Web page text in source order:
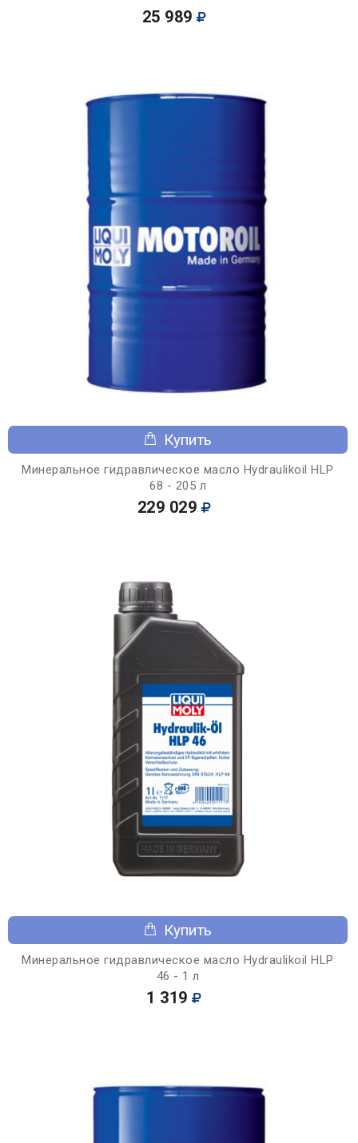
25 989
Купить
Минеральное гидравлическое масло Hydraulikoil HLP
68 - 205 л
229 029
Купить
Минеральное гидравлическое масло Hydraulikoil HLP
46 - 1 л
1 319